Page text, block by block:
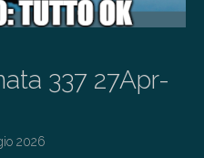
337 27Apr-
2026